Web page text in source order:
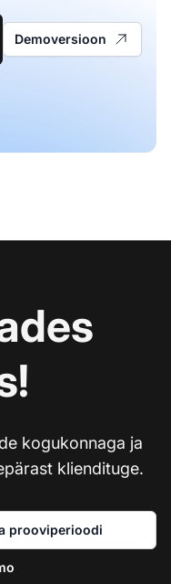
Demoversioon
kogukonnaga ja
kliendituge.
prooviperioodi